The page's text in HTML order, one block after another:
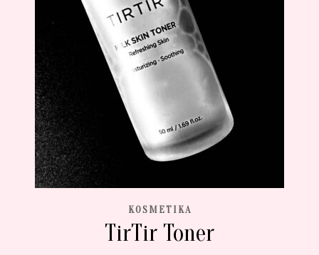
KOSMETIKA
TirTir Toner